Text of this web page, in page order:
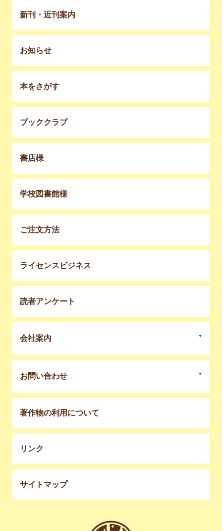
新刊・近刊案内
お知らせ
本をさがす
ブッククラブ
書店様
学校図書館様
ご注文方法
ライセンスビジネス
読者アンケート
会社案内
お問い合わせ
著作物の利用について
リンク
サイトマップ